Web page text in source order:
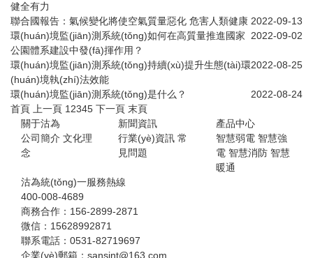
健全有力
2022-09-13
聯合國報告：氣候變化將使空氣質量惡化 危害人類健康
2022-09-02
環(huán)境監(jiān)測系統(tǒng)如何在高質量推進國家
公園體系建設中發(fā)揮作用？
2022-08-25
環(huán)境監(jiān)測系統(tǒng)持續(xù)提升生態(tài)環
(huán)境執(zhí)法效能
2022-08-24
環(huán)境監(jiān)測系統(tǒng)是什么？
首頁
上一頁 1 2345 下一頁 末頁
關于沽為
公司簡介 文化理
念
新聞資訊
行業(yè)資訊 常
見問題
產品中心
智慧弱電 智慧強
電 智慧消防 智慧
暖通
沽為統(tǒng)一服務熱線
400-008-4689
商務合作：156-2899-2871
微信：15628992871
聯系電話：0531-82719697
企業(yè)郵箱：sansint@163.com